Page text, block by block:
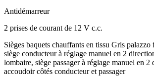
Antidémarreur
2 prises de courant de 12 V c.c.
Sièges baquets chauffants en tissu Gris
siège conducteur à réglage manuel en 2
lombaire, siège passager à réglage manuel en 2
accoudoir côtés conducteur et passager